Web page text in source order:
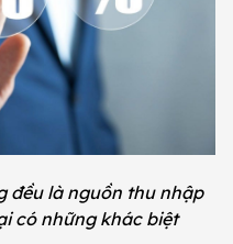
đều là nguồn thu nhập
có những khác biệt